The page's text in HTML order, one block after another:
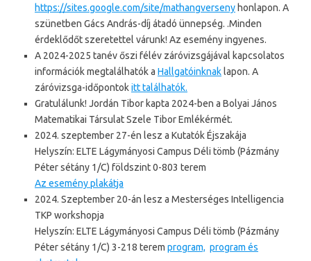
https://sites.google.com/site/mathangverseny honlapon. A
szünetben Gács András-díj átadó ünnepség. .Minden
érdeklődőt szeretettel várunk! Az esemény ingyenes.
A 2024-2025 tanév őszi félév záróvizsgájával kapcsolatos
információk megtalálhatók a Hallgatóinknak lapon. A
záróvizsga-időpontokitt találhatók.
Gratulálunk! Jordán Tibor kapta 2024-ben a Bolyai János
Matematikai Társulat Szele Tibor Emlékérmét.
2024. szeptember 27-én lesz a Kutatók Éjszakája
Helyszín: ELTE Lágymányosi Campus Déli tömb (Pázmány
Péter sétány 1/C) földszint 0-803 terem
Az esemény plakátja
2024. Szeptember 20-án lesz a Mesterséges Intelligencia
TKP workshopja
Helyszín: ELTE Lágymányosi Campus Déli tömb (Pázmány
Péter sétány 1/C) 3-218 terem program, program és